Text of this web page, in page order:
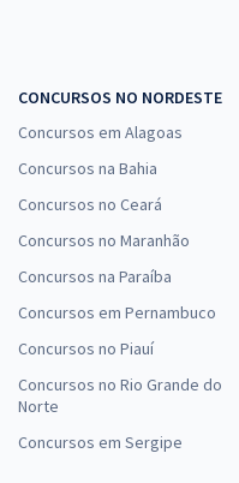
CONCURSOS NO NORDESTE
Concursos em Alagoas
Concursos na Bahia
Concursos no Ceará
Concursos no Maranhão
Concursos na Paraíba
Concursos em Pernambuco
Concursos no Piauí
Concursos no Rio Grande do
Norte
Concursos em Sergipe